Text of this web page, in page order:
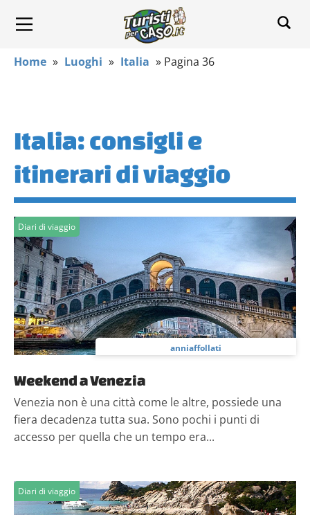
Home » Luoghi » Italia » Pagina 36
Italia: consigli e
itinerari di viaggio
Diari di viaggio
anniaffollati
Weekend a Venezia
Venezia non è una città come le altre, possiede una
fiera decadenza tutta sua. Sono pochi i punti di
accesso per quella che un tempo era...
Diari di viaggio